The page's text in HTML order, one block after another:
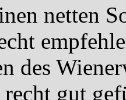
netten
des
gut